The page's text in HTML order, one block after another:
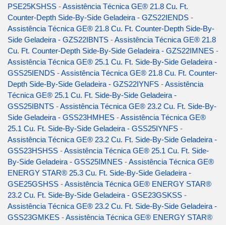
PSE25KSHSS -Assistência Técnica GE® 21.8 Cu. Ft.
Counter-Depth Side-By-Side Geladeira - GZS22IENDS -
Assistência Técnica GE® 21.8 Cu. Ft. Counter-Depth Side-By-
Side Geladeira - GZS22IBNTS -Assistência Técnica GE® 21.8
Cu. Ft. Counter-Depth Side-By-Side Geladeira - GZS22IMNES -
Assistência Técnica GE® 25.1 Cu. Ft. Side-By-Side Geladeira -
GSS25IENDS -Assistência Técnica GE® 21.8 Cu. Ft. Counter-
Depth Side-By-Side Geladeira - GZS22IYNFS -Assistência
Técnica GE® 25.1 Cu. Ft. Side-By-Side Geladeira -
GSS25IBNTS -Assistência Técnica GE® 23.2 Cu. Ft. Side-By-
Side Geladeira - GSS23HMHES -Assistência Técnica GE®
25.1 Cu. Ft. Side-By-Side Geladeira - GSS25IYNFS -
Assistência Técnica GE® 23.2 Cu. Ft. Side-By-Side Geladeira -
GSS23HSHSS -Assistência Técnica GE® 25.1 Cu. Ft. Side-
By-Side Geladeira - GSS25IMNES -Assistência Técnica GE®
ENERGY STAR® 25.3 Cu. Ft. Side-By-Side Geladeira -
GSE25GSHSS -Assistência Técnica GE® ENERGY STAR®
23.2 Cu. Ft. Side-By-Side Geladeira - GSE23GSKSS -
Assistência Técnica GE® 23.2 Cu. Ft. Side-By-Side Geladeira -
GSS23GMKES -Assistência Técnica GE® ENERGY STAR®